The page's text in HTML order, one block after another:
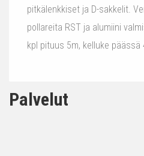
pitkälenkkiset ja D-sakkelit.
pollareita RST ja alumiini
kpl pituus 5m, kelluke päässä
Palvelut